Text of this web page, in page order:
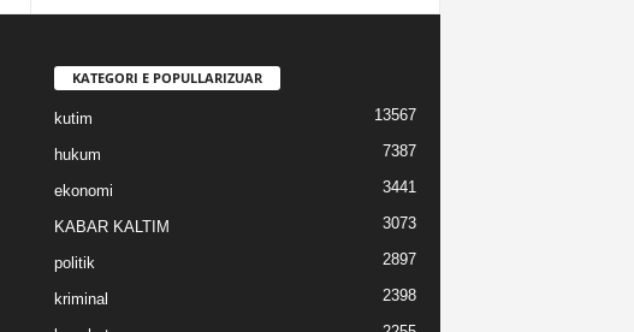
KATEGORI E POPULLARIZUAR
kutim 13567
hukum 7387
ekonomi 3441
KABAR KALTIM 3073
politik 2897
kriminal 2398